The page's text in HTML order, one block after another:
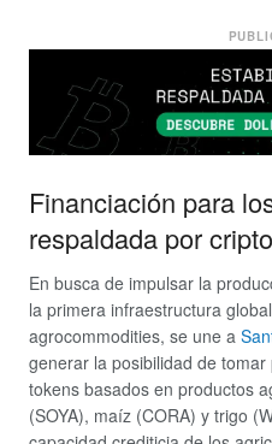
Financiación para
respaldada por
En busca de impulsar la
la primera infraestructura
agrocommodities, se une a
generar la posibilidad de
tokens basados en productos
(SOYA), maíz (CORA) y trigo